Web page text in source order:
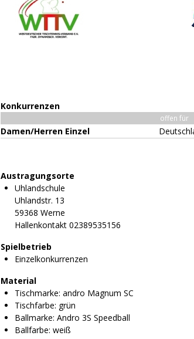
Konkurrenzen
offen für
Damen/Herren Einzel
Austragungsorte
Uhlandschule
Uhlandstr. 13
59368 Werne
Hallenkontakt 02389535156
Spielbetrieb
Einzelkonkurrenzen
Material
Tischmarke: andro Magnum SC
Tischfarbe: grün
Ballmarke: Andro 3S Speedball
Ballfarbe: weiß